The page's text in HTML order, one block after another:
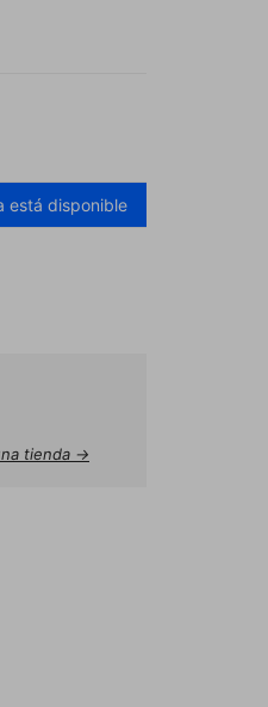
está disponible
tienda →